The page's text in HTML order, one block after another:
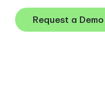
Request a Demo